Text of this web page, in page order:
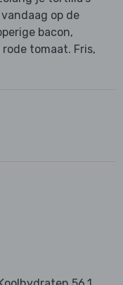
op de
bacon,
tomaat. Fris,